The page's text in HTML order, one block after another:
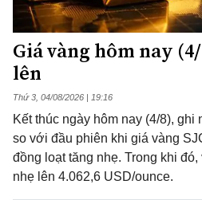
Giá vàng hôm nay
lên
Thứ 3, 04/08/2026 | 19:16
Kết thúc ngày hôm nay (4/8), ghi
so với đầu phiên khi giá vàng
đồng loạt tăng nhẹ. Trong khi
nhẹ lên 4.062,6 USD/ounce.